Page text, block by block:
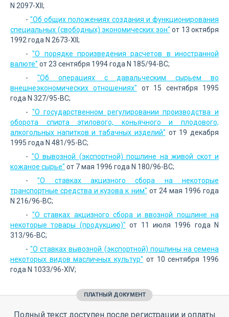
N 2097-ХII;
- "Об общих положениях создания и функционирования
специальных (свободных) экономических зон" от 13 октября
1992 года N 2673-ХII;
-"О порядке произведения расчетов в иностранной
валюте" от 23 сентября 1994 года N 185/94-ВС;
- "Об операциях с давальческим сырьем во
внешнеэкономических отношениях" от 15 сентября 1995
года N 327/95-ВС;
- "О государственном регулировании производства и
оборота спирта этилового, коньячного и плодового,
алкогольных напитков и табачных изделий" от 19 декабря
1995 года N 481/95-ВС;
- "О вывозной (экспортной) пошлине на живой скот и
кожаное сырье" от 7 мая 1996 года N 180/96-ВС;
-"О ставках акцизного сбора на некоторые
транспортные средства и кузова к ним" от 24 мая 1996 года
N 216/96-ВС;
- "О ставках акцизного сбора и ввозной пошлине на
некоторые товары (продукцию)" от 11 июля 1996 года N
313/96-ВС;
-"О ставках вывозной (экспортной) пошлины на семена
некоторых видов масличных культур" от 10 сентября 1996
года N 1033/96-XIV;
ПЛАТНЫЙ ДОКУМЕНТ
Полный текст доступен после регистрации и оплаты